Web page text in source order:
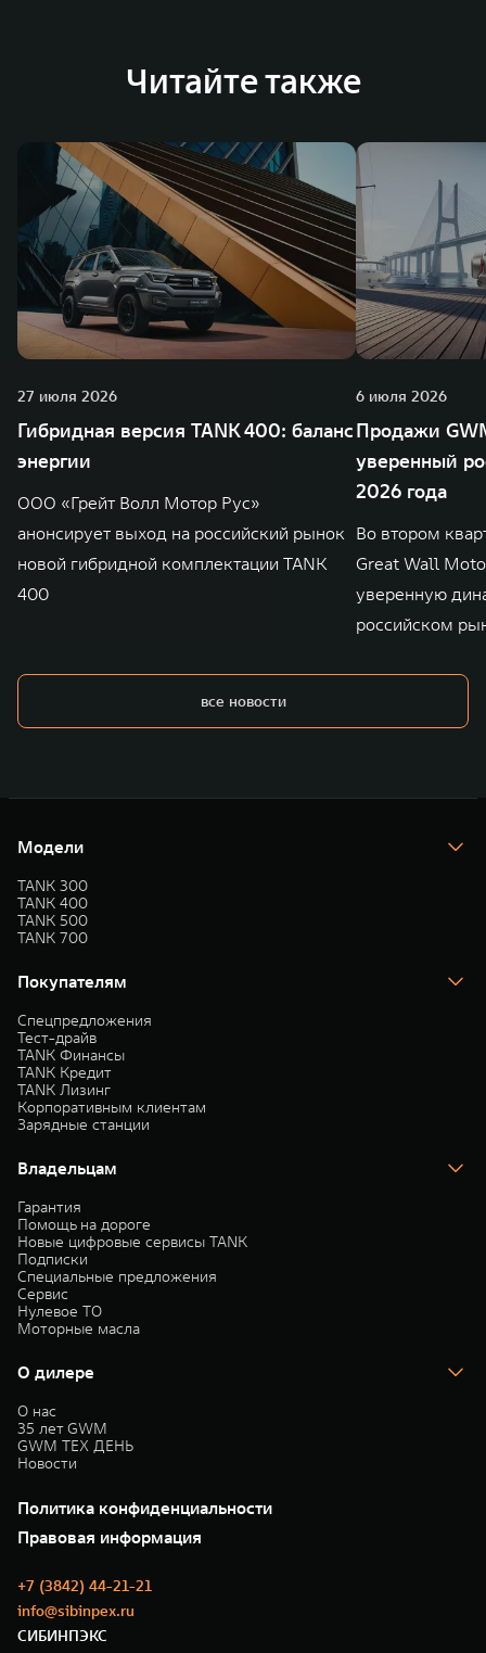
зарубежных – в России, Таиланде, Бразилии и Индии, а
Читайте также
27 июля 2026
Гибридная версия TANK 400: баланс
энергии
ООО «Грейт Волл Мотор Рус»
анонсирует выход на российский рынок
новой гибридной комплектации TANK
400
6 июля 2026
Продажи
уверенный
2026 года
Во втором
Great Wall
уверенную
российском
все новости
Модели
TANK 300
TANK 400
TANK 500
TANK 700
Покупателям
Спецпредложения
Тест-драйв
TANK Финансы
TANK Кредит
TANK Лизинг
Корпоративным клиентам
Зарядные станции
Владельцам
Гарантия
Помощь на дороге
Новые цифровые сервисы TANK
Подписки
Специальные предложения
Сервис
Нулевое ТО
Моторные масла
О дилере
О нас
35 лет GWM
GWM ТЕХ ДЕНЬ
Новости
Политика конфиденциальности
Правовая информация
+7 (3842) 44-21-21
info@sibinpex.ru
СИБИНПЭКС